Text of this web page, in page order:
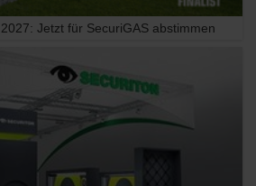
Jetzt für SecuriGAS abstimmen